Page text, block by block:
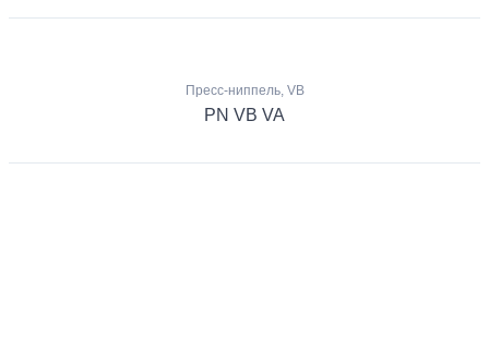
Пресс-ниппель, VB
PN VB VA